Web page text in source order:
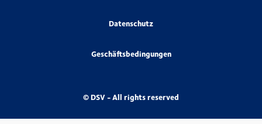
Datenschutz
Geschäftsbedingungen
© DSV - All rights reserved